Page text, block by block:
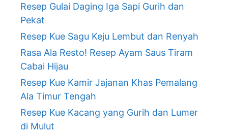
Resep Gulai Daging Iga Sapi Gurih dan
Pekat
Resep Kue Sagu Keju Lembut dan Renyah
Rasa Ala Resto! Resep Ayam Saus Tiram
Cabai Hijau
Resep Kue Kamir Jajanan Khas Pemalang
Ala Timur Tengah
Resep Kue Kacang yang Gurih dan Lumer
di Mulut